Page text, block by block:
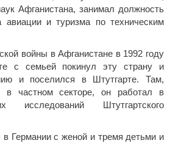
Афганистана, занимал должность
авиации и туризма по техническим
войны в Афганистане в 1992 году
с семьей покинул эту страну и
и поселился в Штутгарте. Там,
в частном секторе, он работал в
исследований Штутгартского
Германии с женой и тремя детьми и